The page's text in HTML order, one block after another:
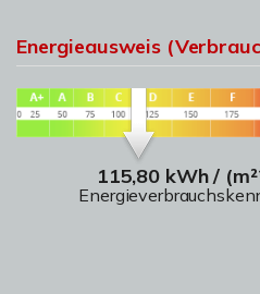
Energieausweis
115,80 kWh /